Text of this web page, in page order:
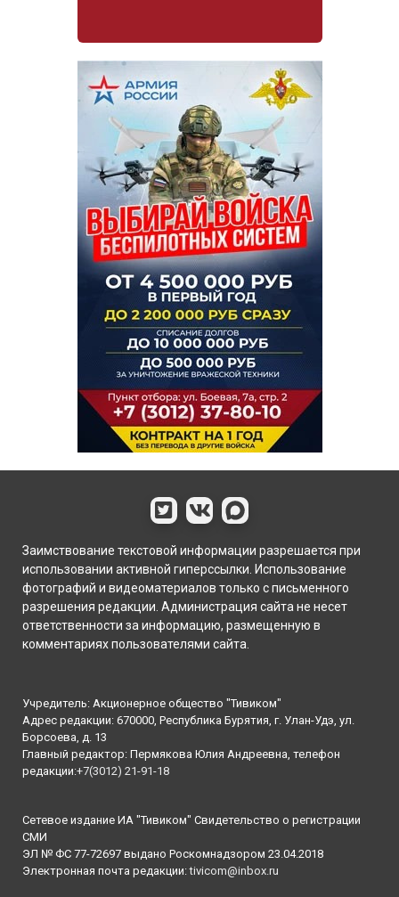
Заимствование текстовой информации разрешается при
использовании активной гиперссылки. Использование
фотографий и видеоматериалов только с письменного
разрешения редакции. Администрация сайта не несет
ответственности за информацию, размещенную в
комментариях пользователями сайта.
Учредитель: Акционерное общество "Тивиком"
Адрес редакции: 670000, Республика Бурятия, г. Улан-Удэ, ул.
Борсоева, д. 13
Главный редактор: Пермякова Юлия Андреевна, телефон
редакции:+7(3012) 21-91-18
Сетевое издание ИА "Тивиком" Свидетельство о регистрации
СМИ
ЭЛ № ФС 77-72697 выдано Роскомнадзором 23.04.2018
Электронная почта редакции:tivicom@inbox.ru